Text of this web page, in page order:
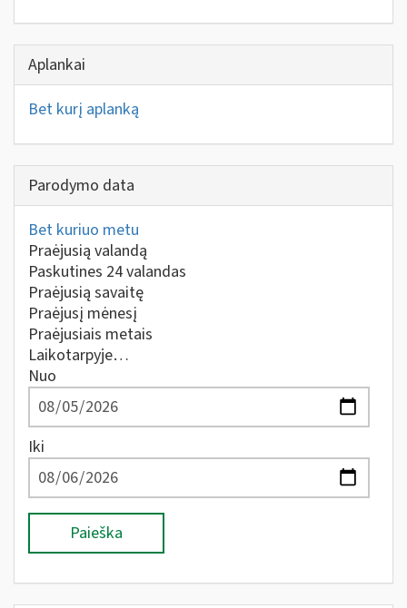
Aplankai
Bet kurį aplanką
Parodymo data
Bet kuriuo metu
Praėjusią valandą
Paskutines 24 valandas
Praėjusią savaitę
Praėjusį mėnesį
Praėjusiais metais
Laikotarpyje…
Nuo
Iki
Paieška